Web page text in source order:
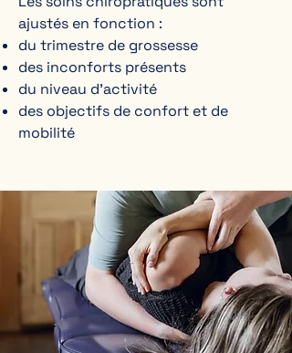
ajustés en fonction :
du trimestre de grossesse
des inconforts présents
du niveau d’activité
des objectifs de confort et de
mobilité